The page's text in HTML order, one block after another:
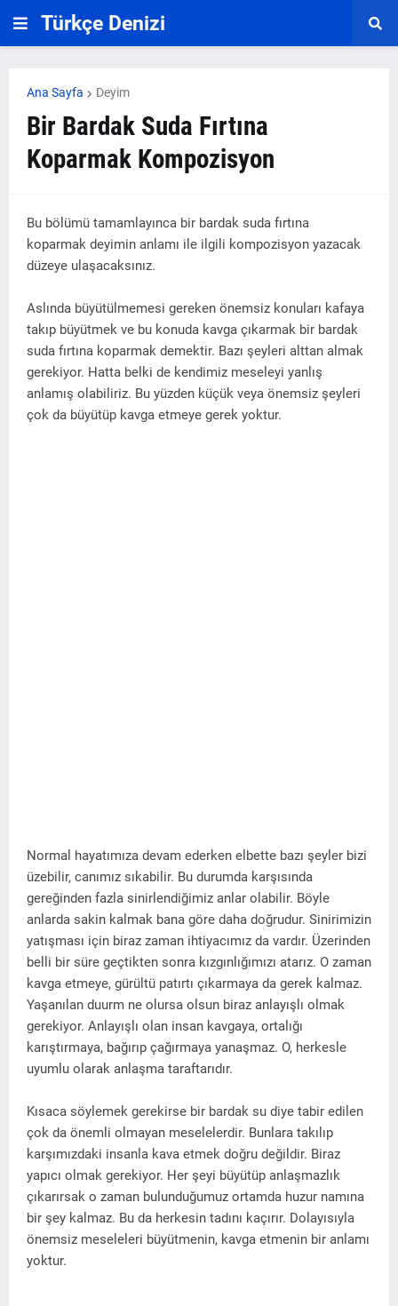
Türkçe Denizi
Ana Sayfa Deyim
Bir Bardak Suda Fırtına
Koparmak Kompozisyon
Bu bölümü tamamlayınca bir bardak suda fırtına
koparmak deyimin anlamı ile ilgili kompozisyon yazacak
düzeye ulaşacaksınız.
Aslında büyütülmemesi gereken önemsiz konuları kafaya
takıp büyütmek ve bu konuda kavga çıkarmak bir bardak
suda fırtına koparmak demektir. Bazı şeyleri alttan almak
gerekiyor. Hatta belki de kendimiz meseleyi yanlış
anlamış olabiliriz. Bu yüzden küçük veya önemsiz şeyleri
çok da büyütüp kavga etmeye gerek yoktur.
Normal hayatımıza devam ederken elbette bazı şeyler bizi
üzebilir, canımız sıkabilir. Bu durumda karşısında
gereğinden fazla sinirlendiğimiz anlar olabilir. Böyle
anlarda sakin kalmak bana göre daha doğrudur. Sinirimizin
yatışması için biraz zaman ihtiyacımız da vardır. Üzerinden
belli bir süre geçtikten sonra kızgınlığımızı atarız. O zaman
kavga etmeye, gürültü patırtı çıkarmaya da gerek kalmaz.
Yaşanılan duurm ne olursa olsun biraz anlayışlı olmak
gerekiyor. Anlayışlı olan insan kavgaya, ortalığı
karıştırmaya, bağırıp çağırmaya yanaşmaz. O, herkesle
uyumlu olarak anlaşma taraftarıdır.
Kısaca söylemek gerekirse bir bardak su diye tabir edilen
çok da önemli olmayan meselelerdir. Bunlara takılıp
karşımızdaki insanla kava etmek doğru değildir. Biraz
yapıcı olmak gerekiyor. Her şeyi büyütüp anlaşmazlık
çıkarırsak o zaman bulunduğumuz ortamda huzur namına
bir şey kalmaz. Bu da herkesin tadını kaçırır. Dolayısıyla
önemsiz meseleleri büyütmenin, kavga etmenin bir anlamı
yoktur.